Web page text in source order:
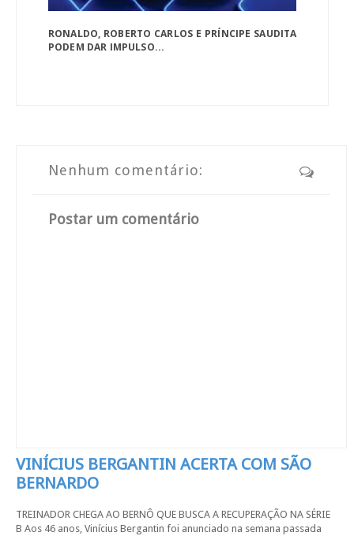
RONALDO, ROBERTO CARLOS E PRÍNCIPE SAUDITA
PODEM DAR IMPULSO...
Nenhum comentário:
Postar um comentário
VINÍCIUS BERGANTIN ACERTA COM SÃO
BERNARDO
TREINADOR CHEGA AO BERNÔ QUE BUSCA A RECUPERAÇÃO NA SÉRIE
B Aos 46 anos, Vinícius Bergantin foi anunciado na semana passada